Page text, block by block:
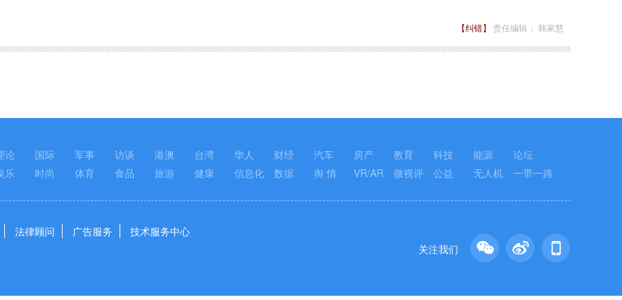
【纠错】 责任编辑： 韩家慧
论 国际 军事 访谈 港澳 台湾 华人 财经 汽车 房产 教育 科技 能源
论坛
乐 时尚 体育 食品 旅游 健康 信息化 数据 舆 情 VR/AR 微视评 公益 无人机 一带一路
关注我们
法律顾问 广告服务 技术服务中心